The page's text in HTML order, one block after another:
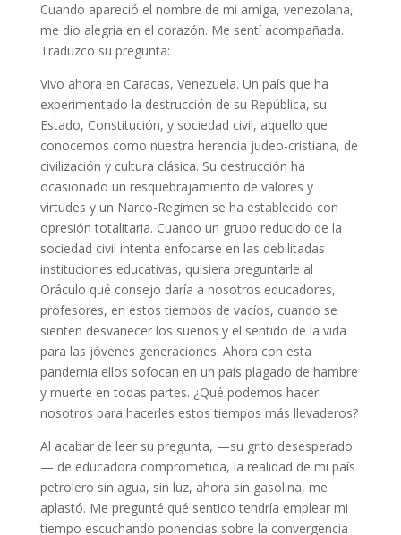
Cuando apareció el nombre de mi amiga, venezolana,
me dio alegría en el corazón. Me sentí acompañada.
Traduzco su pregunta:
Vivo ahora en Caracas, Venezuela. Un país que ha
experimentado la destrucción de su República, su
Estado, Constitución, y sociedad civil, aquello que
conocemos como nuestra herencia judeo-cristiana, de
civilización y cultura clásica. Su destrucción ha
ocasionado un resquebrajamiento de valores y
virtudes y un Narco-Regimen se ha establecido con
opresión totalitaria. Cuando un grupo reducido de la
sociedad civil intenta enfocarse en las debilitadas
instituciones educativas, quisiera preguntarle al
Oráculo qué consejo daría a nosotros educadores,
profesores, en estos tiempos de vacíos, cuando se
sienten desvanecer los sueños y el sentido de la vida
para las jóvenes generaciones. Ahora con esta
pandemia ellos sofocan en un país plagado de hambre
y muerte en todas partes. ¿Qué podemos hacer
nosotros para hacerles estos tiempos más llevaderos?
Al acabar de leer su pregunta, —su grito desesperado
— de educadora comprometida, la realidad de mi país
petrolero sin agua, sin luz, ahora sin gasolina, me
aplastó. Me pregunté qué sentido tendría emplear mi
tiempo escuchando ponencias sobre la convergencia